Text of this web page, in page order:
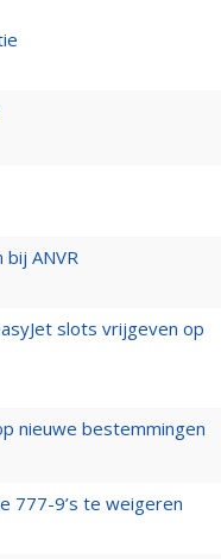
ANVR
slots vrijgeven op
nieuwe bestemmingen
777-9’s te weigeren